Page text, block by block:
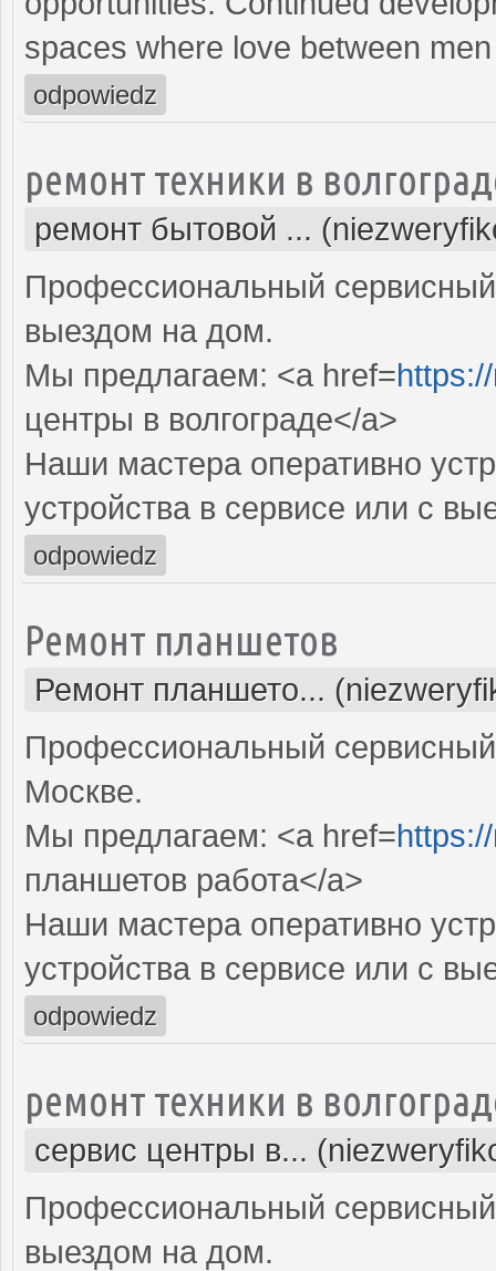
spaces where love between
odpowiedz
ремонт техники в
ремонт бытовой ...
Профессиональный
выездом на дом.
Мы предлагаем: <a href=
центры в волгограде</a>
Наши мастера оперативно
устройства в сервисе или с
odpowiedz
Ремонт планшетов
Ремонт планшето...
Профессиональный
Москве.
Мы предлагаем: <a href=
планшетов работа</a>
Наши мастера оперативно
устройства в сервисе или с
odpowiedz
ремонт техники в
сервис центры в...
Профессиональный
выездом на дом.